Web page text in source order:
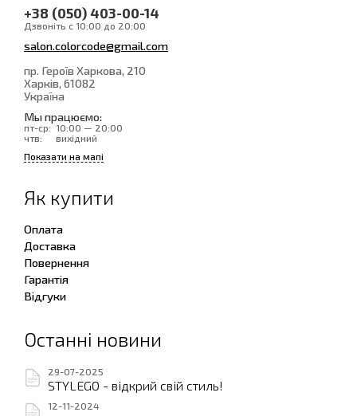
+38 (050) 403-00-14
Дзвоніть с 10:00 до 20:00
salon.colorcode@gmail.com
пр. Героїв Харкова, 210
Харків, 61082
Україна
Мы працюємо:
пт-ср: 10:00 — 20:00
чтв:
вихідний
Показати на мапі
Як купити
Оплата
Доставка
Повернення
Гарантія
Відгуки
Останні новини
29-07-2025
STYLEGO - відкрий свій стиль!
12-11-2024